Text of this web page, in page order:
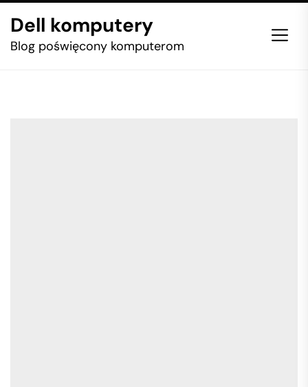
the
Dell komputery
Blog poświęcony komputerom